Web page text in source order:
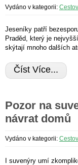
Vydáno v kategorii:
Jeseníky patří
Praděd, který je
skýtají mnoho dalších
Číst Více...
Pozor na
návrat domů
Vydáno v kategorii:
I suvenýry umí